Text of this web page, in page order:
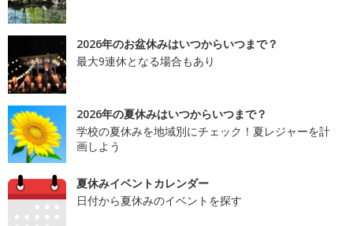
2026年のお盆休みはいつからいつまで？
最大9連休となる場合もあり
2026年の夏休みはいつからいつまで？
学校の夏休みを地域別にチェック！夏レジャーを計
画しよう
夏休みイベントカレンダー
日付から夏休みのイベントを探す